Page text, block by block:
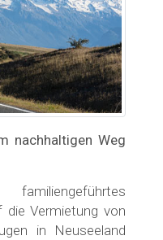
nachhaltigen Weg
die Vermietung von
in Neuseeland